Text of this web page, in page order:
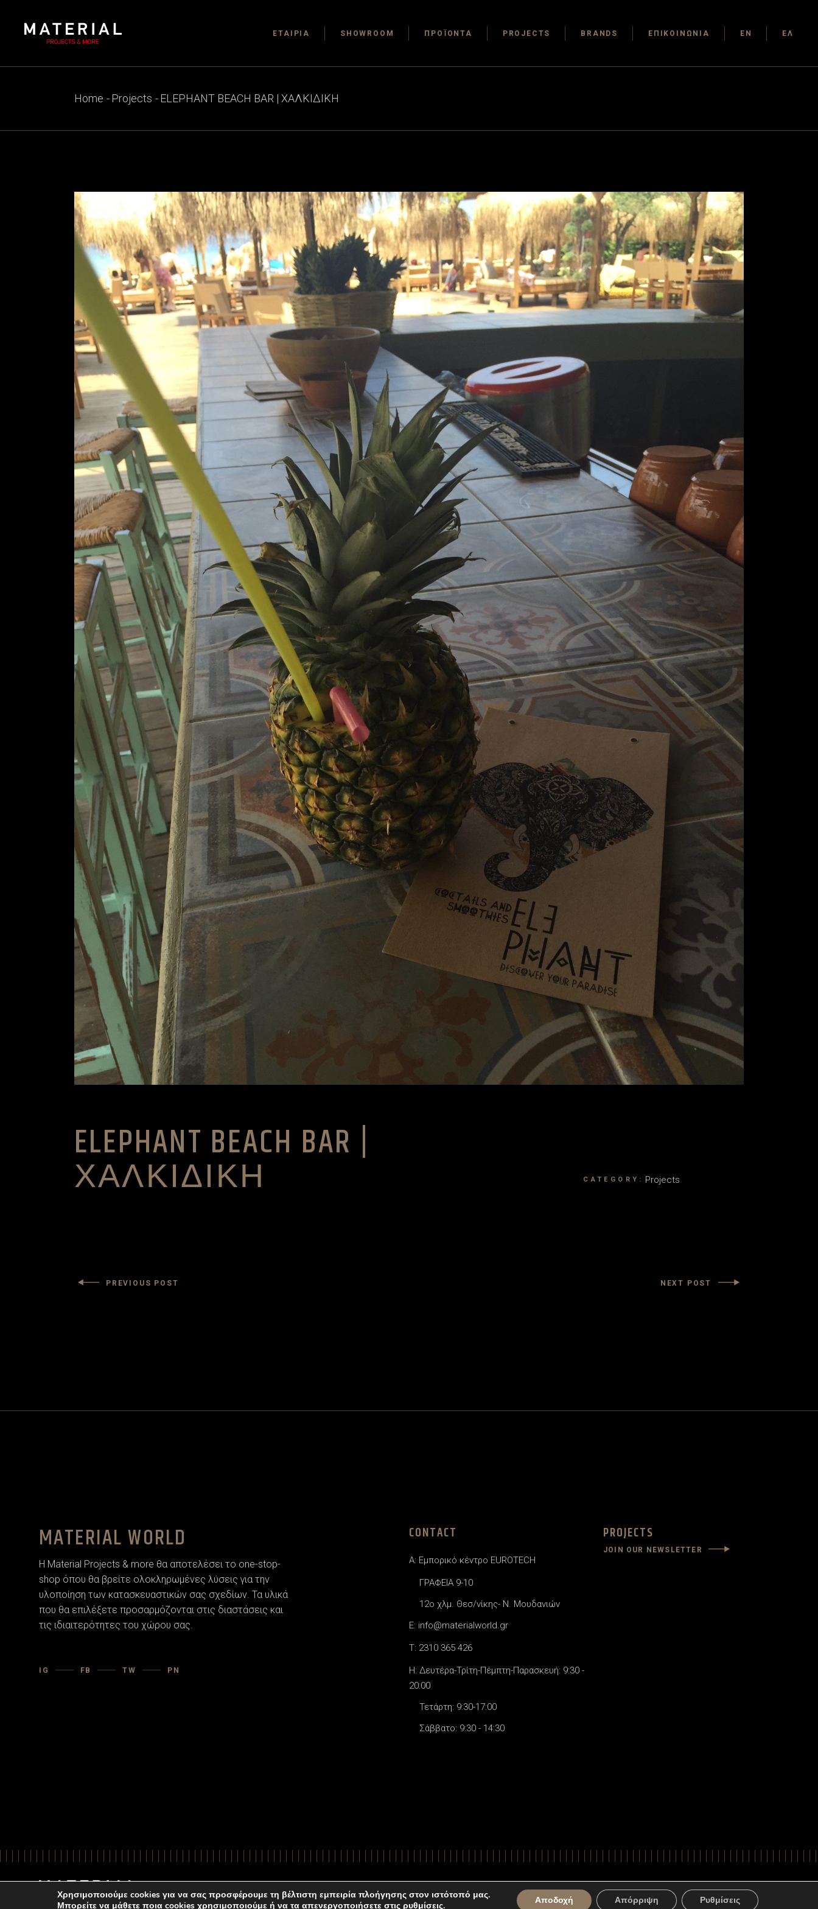
content
ΕΤΑΙΡΙΑ SHOWROOM ΠΡΟΪΟΝΤΑ PROJECTS BRANDS ΕΠΙΚΟΙΝΩΝΙΑ EN ΕΛ
Home Projects ELEPHANT BEACH BAR | ΧΑΛΚΙΔΙΚΗ
ELEPHANT BEACH BAR |
ΧΑΛΚΙΔΙΚΗ CATEGORY: Projects
PREVIOUS POST NEXT POST
MATERIAL WORLD
Η Material Projects & more θα αποτελέσει το one-stop-
shop όπου θα βρείτε ολοκληρωμένες λύσεις για την
υλοποίηση των κατασκευαστικών σας σχεδίων. Τα υλικά
που θα επιλέξετε προσαρµόζονται στις διαστάσεις και
τις ιδιαιτερότητες του χώρου σας.
IG FB TW PN
CONTACT
A: Εμπορικό κέντρο EUROTECH
ΓΡΑΦΕΙΑ 9-10
12o χλμ. Θεσ/νίκης- Ν. Μουδανιών
E: info@materialworld.gr
T: 2310 365 426
H: Δευτέρα-Τρίτη-Πέμπτη-Παρασκευή: 9:30 -
20:00
Τετάρτη: 9:30-17:00
Σάββατο: 9:30 - 14:30
PROJECTS
JOIN OUR NEWSLETTER
© All Rights Reserved. Powered byApogee Information Systems
Χρησιμοποιούμε cookies για να σας προσφέρουμε τη βέλτιστη εμπειρία πλοήγησης στον ιστότοπό μας.
Μπορείτε να μάθετε ποια cookies χρησιμοποιούμε ή να τα απενεργοποιήσετε στις ρυθμίσεις. Αποδοχή Απόρριψη Ρυθμίσεις